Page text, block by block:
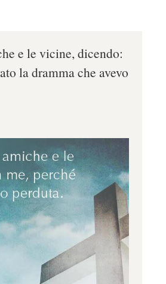
e le vicine, dicendo:
la dramma che avevo